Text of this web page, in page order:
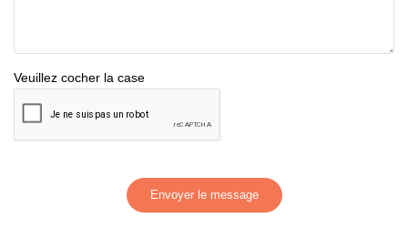
Veuillez cocher la case
Envoyer le message